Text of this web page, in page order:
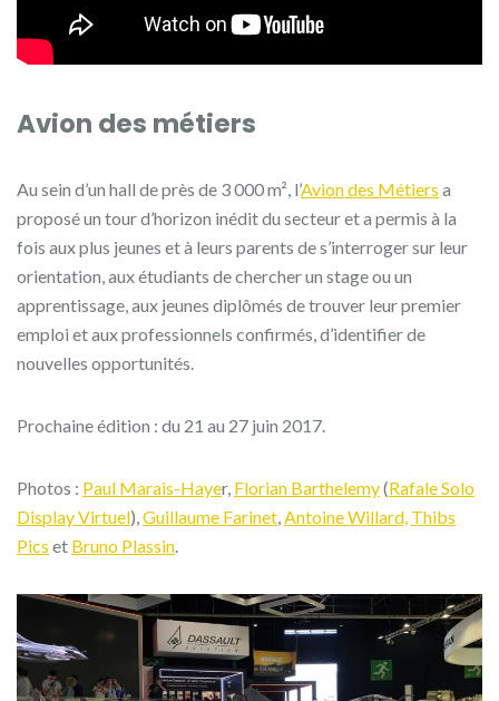
Avion des métiers
Au sein d’un hall de près de 3 000 m², l’Avion des Métiers a
proposé un tour d’horizon inédit du secteur et a permis à la
fois aux plus jeunes et à leurs parents de s’interroger sur leur
orientation, aux étudiants de chercher un stage ou un
apprentissage, aux jeunes diplômés de trouver leur premier
emploi et aux professionnels confirmés, d’identifier de
nouvelles opportunités.
Prochaine édition : du 21 au 27 juin 2017.
Photos : Paul Marais-Hayer, Florian Barthelemy(Rafale Solo
Display Virtuel), Guillaume Farinet Antoine Willard, Thibs
Pics et Bruno Plassin